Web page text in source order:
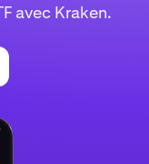
avec Kraken.